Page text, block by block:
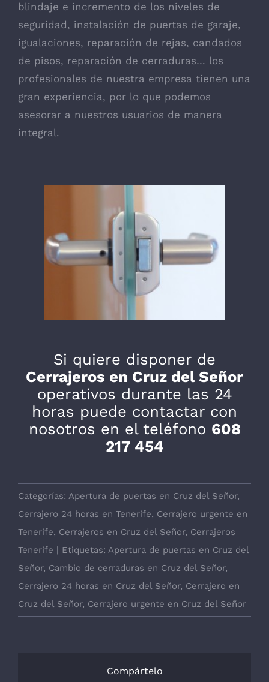
blindaje e incremento de los niveles de
seguridad, instalación de puertas de garaje,
igualaciones, reparación de rejas, candados
de pisos, reparación de cerraduras… los
profesionales de nuestra empresa tienen una
gran experiencia, por lo que podemos
asesorar a nuestros usuarios de manera
integral.
Si quiere disponer de
Cerrajeros en Cruz del Señor
operativos durante las 24
horas puede contactar con
nosotros en el teléfono 608
217 454
Categorías: Apertura de puertas en Cruz del Señor,
Cerrajero 24 horas en Tenerife, Cerrajero urgente en
Tenerife, Cerrajeros en Cruz del Señor, Cerrajeros
Tenerife | Etiquetas: Apertura de puertas en Cruz del
Señor, Cambio de cerraduras en Cruz del Señor,
Cerrajero 24 horas en Cruz del Señor, Cerrajero en
Cruz del Señor, Cerrajero urgente en Cruz del Señor
Compártelo